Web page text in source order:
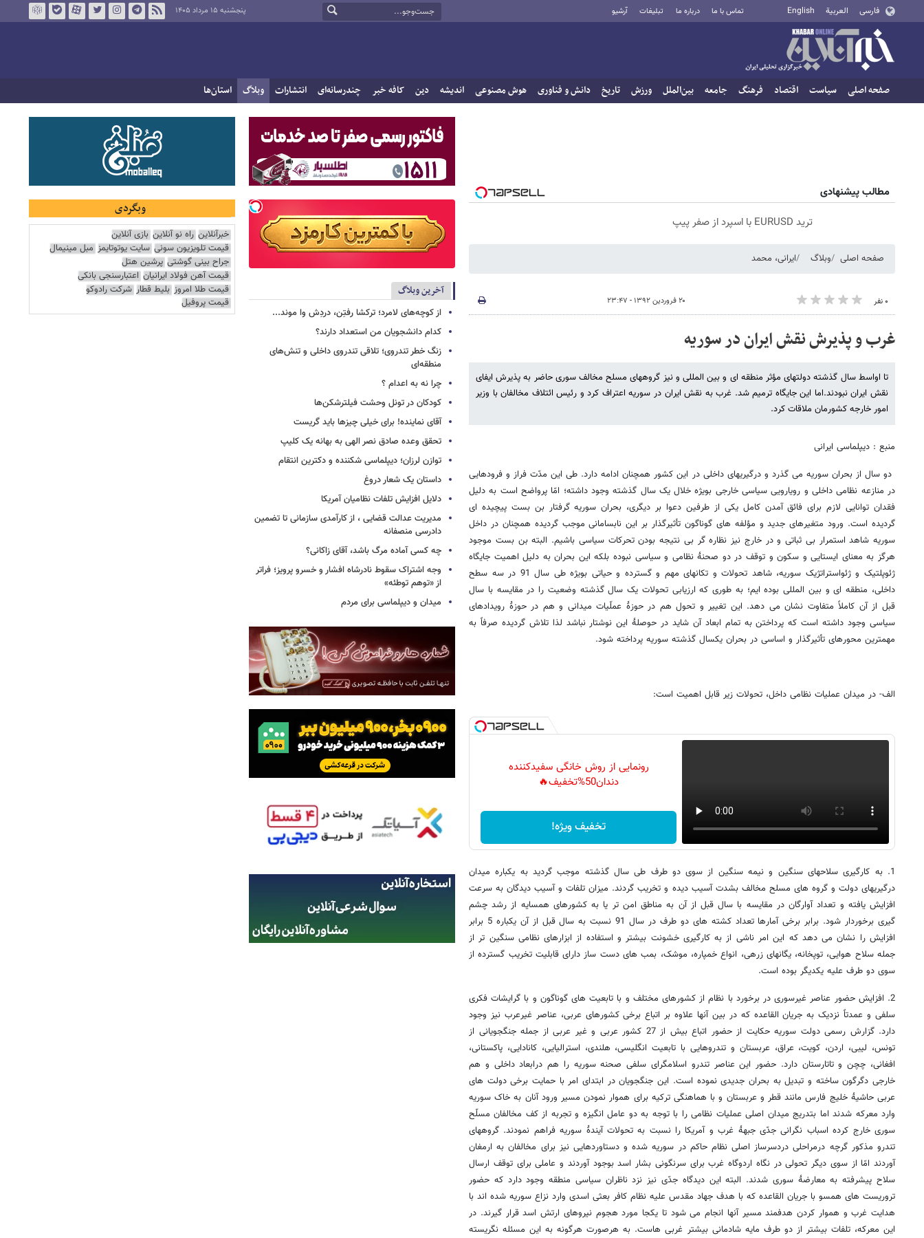
فارسی العربية English تماس با ما درباره ما تبلیغات آرشیو پنجشنبه ۱۵ مرداد ۱۴۰۵
صفحه اصلی سیاست اقتصاد فرهنگ جامعه بین‌الملل ورزش تاریخ دانش و فناوری هوش مصنوعی اندیشه دین کافه خبر چندرسانه‌ای انتشارات وبلاگ استان‌ها
مطالب پیشنهادی
ترید EURUSD با اسپرد از صفر پیپ
صفحه اصلی وبلاگ ایرانی، محمد
۰ نفر ۲۰ فروردین ۱۳۹۲ - ۲۳:۴۷
غرب و پذیرش نقش ایران در سوریه
تا اواسط سال گذشته دولتهای مؤثر منطقه ای و بین المللی و نیز گروههای مسلح مخالف سوری حاضر به پذیرش ایفای
نقش ایران نبودند.اما این جایگاه ترمیم شد. غرب به نقش ایران در سوریه اعتراف کرد و رئیس ائتلاف مخالفان با وزیر
امور خارجه کشورمان ملاقات کرد.
منبع : دیپلماسی ایرانی
دو سال از بحران سوریه می گذرد و درگیریهای داخلی در این کشور همچنان ادامه دارد. طی این مدّت فراز و فرودهایی
در منازعه نظامی داخلی و رویارویی سیاسی خارجی بویژه خلال یک سال گذشته وجود داشته؛ امّا پرواضح است به دلیل
فقدان توانایی لازم برای فائق آمدن کامل یکی از طرفین دعوا بر دیگری، بحران سوریه گرفتار بن بست پیچیده ای
گردیده است. ورود متغیرهای جدید و مؤلفه های گوناگون تأثیرگذار بر این نابسامانی موجب گردیده همچنان در داخل
سوریه شاهد استمرار بی ثباتی و در خارج نیز نظاره گر بی نتیجه بودن تحرکات سیاسی باشیم. البته بن بست موجود
هرگز به معنای ایستایی و سکون و توقف در دو صحنۀ نظامی و سیاسی نبوده بلکه این بحران به دلیل اهمیت جایگاه
ژئوپلتیک و ژئواستراتژیک سوریه، شاهد تحولات و تکانهای مهم و گسترده و حیاتی بویژه طی سال 91 در سه سطح
داخلی، منطقه ای و بین المللی بوده ایم؛ به طوری که ارزیابی تحولات یک سال گذشته وضعیت را در مقایسه با سال
قبل از آن کاملاً متفاوت نشان می دهد. این تغییر و تحول هم در حوزۀ عملّیات میدانی و هم در حوزۀ رویدادهای
سیاسی وجود داشته است که پرداختن به تمام ابعاد آن شاید در حوصلۀ این نوشتار نباشد لذا تلاش گردیده صرفاً به
مهمترین محورهای تأثیرگذار و اساسی در بحران یکسال گذشته سوریه پرداخته شود.
الف- در میدان عملیات نظامی داخل، تحولات زیر قابل اهمیت است:
رونمایی از روش خانگی سفیدکننده
دندان50%تخفیف🔥
تخفیف ویژه!
1. به کارگیری سلاحهای سنگین و نیمه سنگین از سوی دو طرف طی سال گذشته موجب گردید به یکباره میدان
درگیریهای دولت و گروه های مسلح مخالف بشدت آسیب دیده و تخریب گردند. میزان تلفات و آسیب دیدگان به سرعت
افزایش یافته و تعداد آوارگان در مقایسه با سال قبل از آن به مناطق امن تر یا به کشورهای همسایه از رشد چشم
گیری برخوردار شود. برابر برخی آمارها تعداد کشته های دو طرف در سال 91 نسبت به سال قبل از آن یکباره 5 برابر
افزایش را نشان می دهد که این امر ناشی از به کارگیری خشونت بیشتر و استفاده از ابزارهای نظامی سنگین تر از
جمله سلاح هوایی، توپخانه، یگانهای زرهی، انواع خمپاره، موشک، بمب های دست ساز دارای قابلیت تخریب گسترده از
سوی دو طرف علیه یکدیگر بوده است.
2. افزایش حضور عناصر غیرسوری در برخورد با نظام از کشورهای مختلف و با تابعیت های گوناگون و با گرایشات فکری
سلفی و عمدتاً نزدیک به جریان القاعده که در بین آنها علاوه بر اتباع برخی کشورهای عربی، عناصر غیرعرب نیز وجود
دارد. گزارش رسمی دولت سوریه حکایت از حضور اتباع بیش از 27 کشور عربی و غیر عربی از جمله جنگجویانی از
تونس، لیبی، اردن، کویت، عراق، عربستان و تندروهایی با تابعیت انگلیسی، هلندی، استرالیایی، کانادایی، پاکستانی،
افغانی، چچن و تاتارستان دارد. حضور این عناصر تندرو اسلامگرای سلفی صحنه سوریه را هم درابعاد داخلی و هم
خارجی دگرگون ساخته و تبدیل به بحران جدیدی نموده است. این جنگجویان در ابتدای امر با حمایت برخی دولت های
عربی حاشیۀ خلیج فارس مانند قطر و عربستان و با هماهنگی ترکیه برای هموار نمودن مسیر ورود آنان به خاک سوریه
وارد معرکه شدند اما بتدریج میدان اصلی عملیات نظامی را با توجه به دو عامل انگیزه و تجربه از کف مخالفان مسلّح
سوری خارج کرده اسباب نگرانی جدّی جبهۀ غرب و آمریکا را نسبت به تحولات آیندۀ سوریه فراهم نمودند. گروههای
تندرو مذکور گرچه درمراحلی دردسرساز اصلی نظام حاکم در سوریه شده و دستاوردهایی نیز برای مخالفان به ارمغان
آوردند امّا از سوی دیگر تحولی در نگاه اردوگاه غرب برای سرنگونی بشار اسد بوجود آوردند و عاملی برای توقف ارسال
سلاح پیشرفته به معارضۀ سوری شدند. البته این دیدگاه جدّی نیز نزد ناظران سیاسی منطقه وجود دارد که حضور
تروریست های همسو با جریان القاعده که با هدف جهاد مقدس علیه نظام کافر بعثی اسدی وارد نزاع سوریه شده اند با
هدایت غرب و هموار کردن هدفمند مسیر آنها انجام می شود تا یکجا مورد هجوم نیروهای ارتش اسد قرار گیرند. در
این معرکه، تلفات بیشتر از دو طرف مایه شادمانی بیشتر غربی هاست. به هرصورت هرگونه به این مسئله نگریسته
آخرین وبلاگ
از کوچه‌های لامرد؛ ترکشا رفتِن، دردِش وا موند...
کدام دانشجویان من استعداد دارند؟
زنگ خطر تندروی؛ تلاقی تندروی داخلی و تنش‌های
منطقه‌ای
چرا نه به اعدام ؟
کودکان در تونل وحشت فیلترشکن‌ها
آقای نماینده! برای خیلی چیزها باید گریست
تحقق وعده صادق نصر الهی به بهانه یک کلیپ
توازن لرزان؛ دیپلماسی شکننده و دکترین انتقام
داستان یک شعار دروغ
دلایل افزایش تلفات نظامیان آمریکا
مدیریت عدالت قضایی ، از کارآمدی سازمانی تا تضمین
دادرسی منصفانه
چه کسی آماده مرگ باشد، آقای زاکانی؟
وجه اشتراک سقوط نادرشاه افشار و خسرو پرویز؛ فراتر
از «توهم توطئه»
میدان و دیپلماسی برای مردم
وبگردی
خبرآنلاین راه نو آنلاین بازی آنلاین
قیمت تلویزیون سونی سایت یوتوتایمز مبل مینیمال
جراح بینی گوشتی پرشین هتل
قیمت آهن فولاد ایرانیان اعتبارسنجی بانکی
قیمت طلا امروز بلیط قطار شرکت رادوکو
قیمت پروفیل